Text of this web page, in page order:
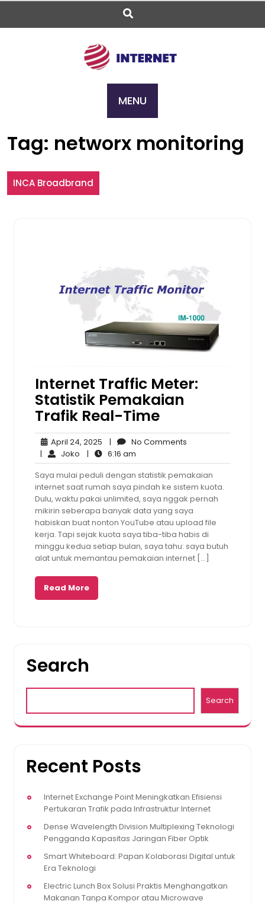
Skip
content
MENU
Tag: networx monitoring
INCA Broadbrand
Internet Traffic Meter:
Statistik Pemakaian
Trafik Real-Time
April 24, 2025 April
24,
2025
| No Comments
| Joko Joko
| 6:16 am
am
Saya mulai peduli dengan statistik pemakaian
internet saat rumah saya pindah ke sistem kuota.
Dulu, waktu pakai unlimited, saya nggak pernah
mikirin seberapa banyak data yang saya
habiskan buat nonton YouTube atau upload file
kerja. Tapi sejak kuota saya tiba-tiba habis di
minggu kedua setiap bulan, saya tahu: saya butuh
alat untuk memantau pemakaian internet […]
Read More
Search
Search
Recent Posts
Internet Exchange Point Meningkatkan Efisiensi
Pertukaran Trafik pada Infrastruktur Internet
Dense Wavelength Division Multiplexing Teknologi
Pengganda Kapasitas Jaringan Fiber Optik
Smart Whiteboard: Papan Kolaborasi Digital untuk
Era Teknologi
Electric Lunch Box Solusi Praktis Menghangatkan
Makanan Tanpa Kompor atau Microwave